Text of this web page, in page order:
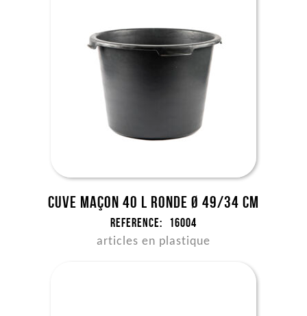
Cuve maçon 40 l ronde Ø 49/34 cm
Reference: 16004
articles en plastique